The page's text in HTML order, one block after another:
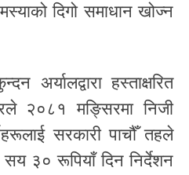
दिगो समाधान खोज्न
अर्यालद्वारा हस्ताक्षरित
२०८१ मङ्सिरमा निजी
सरकारी पाचौँ तहले
३० रूपियाँ दिन निर्देशन